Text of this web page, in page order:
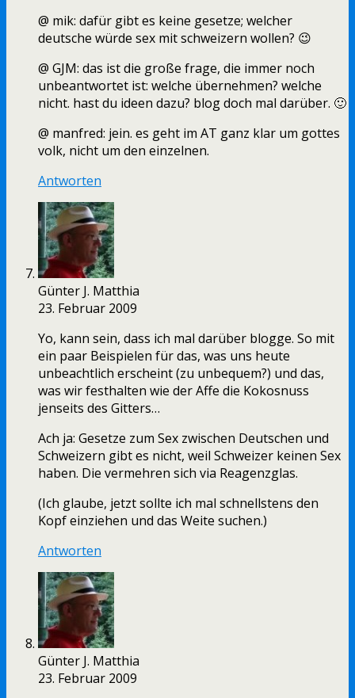
@ mik: dafür gibt es keine gesetze; welcher
deutsche würde sex mit schweizern wollen? 😉
@ GJM: das ist die große frage, die immer noch
unbeantwortet ist: welche übernehmen? welche
nicht. hast du ideen dazu? blog doch mal darüber. 🙂
@ manfred: jein. es geht im AT ganz klar um gottes
volk, nicht um den einzelnen.
Antworten
Günter J. Matthia
23. Februar 2009
Yo, kann sein, dass ich mal darüber blogge. So mit
ein paar Beispielen für das, was uns heute
unbeachtlich erscheint (zu unbequem?) und das,
was wir festhalten wie der Affe die Kokosnuss
jenseits des Gitters…
Ach ja: Gesetze zum Sex zwischen Deutschen und
Schweizern gibt es nicht, weil Schweizer keinen Sex
haben. Die vermehren sich via Reagenzglas.
(Ich glaube, jetzt sollte ich mal schnellstens den
Kopf einziehen und das Weite suchen.)
Antworten
Günter J. Matthia
23. Februar 2009